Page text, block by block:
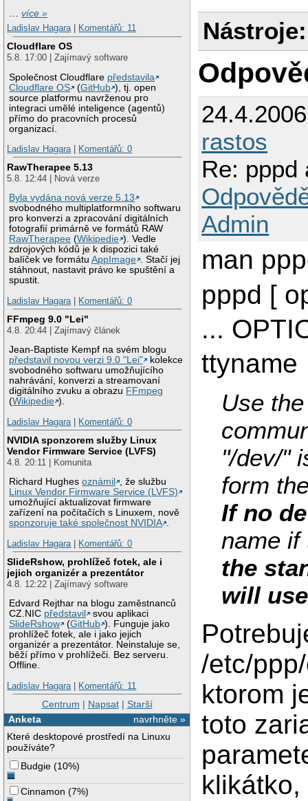
…více »
Ladislav Hagara| Komentářů: 11
Cloudflare OS
5.8. 17:00 | Zajímavý software
Společnost Cloudflare představila
Cloudflare OS
(GitHub ), tj. open
source platformu navrženou pro
integraci umělé inteligence (agentů)
přímo do pracovních procesů
organizací.
Ladislav Hagara| Komentářů: 0
RawTherapee 5.13
5.8. 12:44 | Nová verze
Byla vydána nová verze 5.13
svobodného multiplatformního softwaru
pro konverzi a zpracování digitálních
fotografií primárně ve formátů RAW
RawTherapee (Wikipedie ). Vedle
zdrojových kódů je k dispozici také
balíček ve formátuAppImage . Stačí jej
stáhnout, nastavit právo ke spuštění a
spustit.
Ladislav Hagara| Komentářů: 0
FFmpeg 9.0 "Lei"
4.8. 20:44 | Zajímavý článek
Jean-Baptiste Kempf na svém blogu
představil novou verzi 9.0 "Lei"
kolekce
svobodného softwaru umožňujícího
nahrávání, konverzi a streamovaní
digitálního zvuku a obrazu FFmpeg
(Wikipedie ).
Ladislav Hagara| Komentářů: 0
NVIDIA sponzorem služby Linux
Vendor Firmware Service (LVFS)
4.8. 20:11 | Komunita
Richard Hughesoznámil
, že službu
Linux Vendor Firmware Service (LVFS)
umožňující aktualizovat firmware
zařízení na počítačích s Linuxem, nově
sponzoruje také společnost NVIDIA .
Ladislav Hagara| Komentářů: 0
SlideRshow, prohlížeč fotek, ale i
jejich organizér a prezentátor
4.8. 12:22 | Zajímavý software
Edvard Rejthar na blogu zaměstnanců
CZ.NIC představil
svou aplikaci
SlideRshow
(GitHub ). Funguje jako
prohlížeč fotek, ale i jako jejich
organizér a prezentátor. Neinstaluje se,
běží přímo v prohlížeči. Bez serveru.
Offline.
Ladislav Hagara| Komentářů: 11
Centrum | Napsat| Starší
navrhněte »
Anketa
Které desktopové prostředí na Linuxu
používáte?
Budgie (10%)
Cinnamon (7%)
Nástroje:
rastos
Re: pppd
Admin
man
pppd [
...
ttyname
Use
"/dev/"
form
If no
name
the
will
/etc/
ktorom
toto